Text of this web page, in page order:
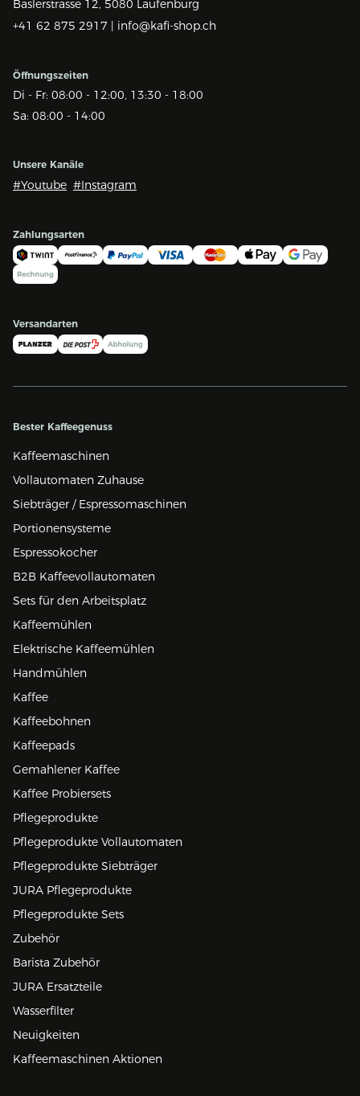
Baslerstrasse 12, 5080 Laufenburg
+41 62 875 2917 | info@kafi-shop.ch
Öffnungszeiten
Di - Fr: 08:00 - 12:00, 13:30 - 18:00
Sa: 08:00 - 14:00
Unsere Kanäle
#Youtube #Instagram
Zahlungsarten
Versandarten
Bester Kaffeegenuss
Kaffeemaschinen
Vollautomaten Zuhause
Siebträger / Espressomaschinen
Portionensysteme
Espressokocher
B2B Kaffeevollautomaten
Sets für den Arbeitsplatz
Kaffeemühlen
Elektrische Kaffeemühlen
Handmühlen
Kaffee
Kaffeebohnen
Kaffeepads
Gemahlener Kaffee
Kaffee Probiersets
Pflegeprodukte
Pflegeprodukte Vollautomaten
Pflegeprodukte Siebträger
JURA Pflegeprodukte
Pflegeprodukte Sets
Zubehör
Barista Zubehör
JURA Ersatzteile
Wasserfilter
Neuigkeiten
Kaffeemaschinen Aktionen